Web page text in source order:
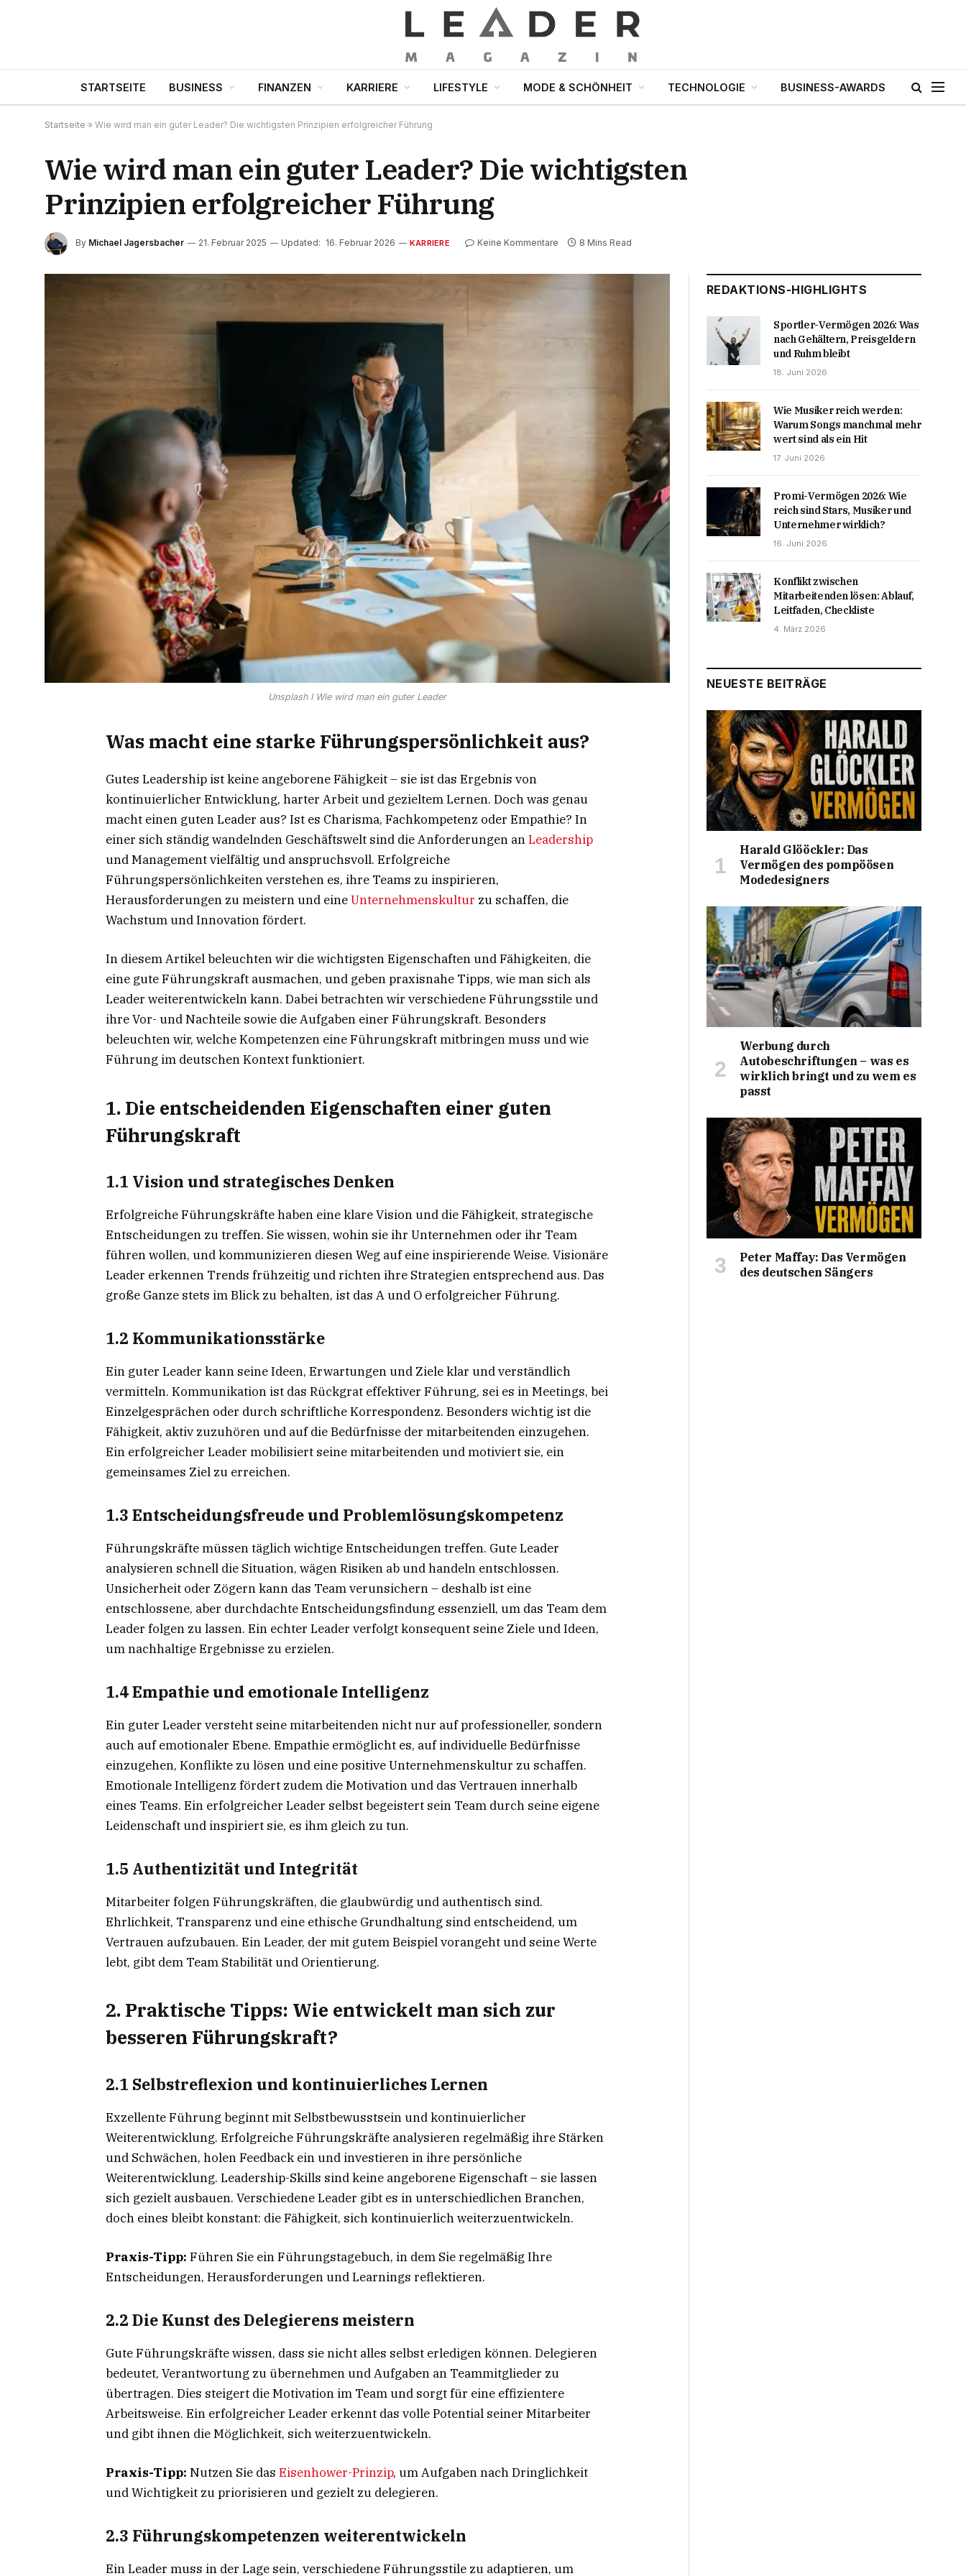
STARTSEITE BUSINESS FINANZEN KARRIERE LIFESTYLE MODE & SCHÖNHEIT TECHNOLOGIE BUSINESS-AWARDS
Startseite » Wie wird man ein guter Leader? Die wichtigsten Prinzipien erfolgreicher Führung
Wie wird man ein guter Leader? Die wichtigsten
Prinzipien erfolgreicher Führung
By Michael Jagersbacher 21. Februar 2025 Updated: 16. Februar 2026 KARRIERE Keine Kommentare 8 Mins Read
Unsplash I Wie wird man ein guter Leader
Was macht eine starke Führungspersönlichkeit aus?
Gutes Leadership ist keine angeborene Fähigkeit – sie ist das Ergebnis von
kontinuierlicher Entwicklung, harter Arbeit und gezieltem Lernen. Doch was genau
macht einen guten Leader aus? Ist es Charisma, Fachkompetenz oder Empathie? In
einer sich ständig wandelnden Geschäftswelt sind die Anforderungen anLeadership
und Management vielfältig und anspruchsvoll. Erfolgreiche
Führungspersönlichkeiten verstehen es, ihre Teams zu inspirieren,
Herausforderungen zu meistern und eineUnternehmenskultur zu schaffen, die
Wachstum und Innovation fördert.
In diesem Artikel beleuchten wir die wichtigsten Eigenschaften und Fähigkeiten, die
eine gute Führungskraft ausmachen, und geben praxisnahe Tipps, wie man sich als
Leader weiterentwickeln kann. Dabei betrachten wir verschiedene Führungsstile und
ihre Vor- und Nachteile sowie die Aufgaben einer Führungskraft. Besonders
beleuchten wir, welche Kompetenzen eine Führungskraft mitbringen muss und wie
Führung im deutschen Kontext funktioniert.
1. Die entscheidenden Eigenschaften einer guten
Führungskraft
1.1 Vision und strategisches Denken
Erfolgreiche Führungskräfte haben eine klare Vision und die Fähigkeit, strategische
Entscheidungen zu treffen. Sie wissen, wohin sie ihr Unternehmen oder ihr Team
führen wollen, und kommunizieren diesen Weg auf eine inspirierende Weise. Visionäre
Leader erkennen Trends frühzeitig und richten ihre Strategien entsprechend aus. Das
große Ganze stets im Blick zu behalten, ist das A und O erfolgreicher Führung.
1.2 Kommunikationsstärke
Ein guter Leader kann seine Ideen, Erwartungen und Ziele klar und verständlich
vermitteln. Kommunikation ist das Rückgrat effektiver Führung, sei es in Meetings, bei
Einzelgesprächen oder durch schriftliche Korrespondenz. Besonders wichtig ist die
Fähigkeit, aktiv zuzuhören und auf die Bedürfnisse der mitarbeitenden einzugehen.
Ein erfolgreicher Leader mobilisiert seine mitarbeitenden und motiviert sie, ein
gemeinsames Ziel zu erreichen.
1.3 Entscheidungsfreude und Problemlösungskompetenz
Führungskräfte müssen täglich wichtige Entscheidungen treffen. Gute Leader
analysieren schnell die Situation, wägen Risiken ab und handeln entschlossen.
Unsicherheit oder Zögern kann das Team verunsichern – deshalb ist eine
entschlossene, aber durchdachte Entscheidungsfindung essenziell, um das Team dem
Leader folgen zu lassen. Ein echter Leader verfolgt konsequent seine Ziele und Ideen,
um nachhaltige Ergebnisse zu erzielen.
1.4 Empathie und emotionale Intelligenz
Ein guter Leader versteht seine mitarbeitenden nicht nur auf professioneller, sondern
auch auf emotionaler Ebene. Empathie ermöglicht es, auf individuelle Bedürfnisse
einzugehen, Konflikte zu lösen und eine positive Unternehmenskultur zu schaffen.
Emotionale Intelligenz fördert zudem die Motivation und das Vertrauen innerhalb
eines Teams. Ein erfolgreicher Leader selbst begeistert sein Team durch seine eigene
Leidenschaft und inspiriert sie, es ihm gleich zu tun.
1.5 Authentizität und Integrität
Mitarbeiter folgen Führungskräften, die glaubwürdig und authentisch sind.
Ehrlichkeit, Transparenz und eine ethische Grundhaltung sind entscheidend, um
Vertrauen aufzubauen. Ein Leader, der mit gutem Beispiel vorangeht und seine Werte
lebt, gibt dem Team Stabilität und Orientierung.
2. Praktische Tipps: Wie entwickelt man sich zur
besseren Führungskraft?
2.1 Selbstreflexion und kontinuierliches Lernen
Exzellente Führung beginnt mit Selbstbewusstsein und kontinuierlicher
Weiterentwicklung. Erfolgreiche Führungskräfte analysieren regelmäßig ihre Stärken
und Schwächen, holen Feedback ein und investieren in ihre persönliche
Weiterentwicklung. Leadership-Skills sind keine angeborene Eigenschaft – sie lassen
sich gezielt ausbauen. Verschiedene Leader gibt es in unterschiedlichen Branchen,
doch eines bleibt konstant: die Fähigkeit, sich kontinuierlich weiterzuentwickeln.
Praxis-Tipp: Führen Sie ein Führungstagebuch, in dem Sie regelmäßig Ihre
Entscheidungen, Herausforderungen und Learnings reflektieren.
2.2 Die Kunst des Delegierens meistern
Gute Führungskräfte wissen, dass sie nicht alles selbst erledigen können. Delegieren
bedeutet, Verantwortung zu übernehmen und Aufgaben an Teammitglieder zu
übertragen. Dies steigert die Motivation im Team und sorgt für eine effizientere
Arbeitsweise. Ein erfolgreicher Leader erkennt das volle Potential seiner Mitarbeiter
und gibt ihnen die Möglichkeit, sich weiterzuentwickeln.
Praxis-Tipp: Nutzen Sie das Eisenhower-Prinzip, um Aufgaben nach Dringlichkeit
und Wichtigkeit zu priorisieren und gezielt zu delegieren.
2.3 Führungskompetenzen weiterentwickeln
Ein Leader muss in der Lage sein, verschiedene Führungsstile zu adaptieren, um
REDAKTIONS-HIGHLIGHTS
Sportler-Vermögen 2026: Was
nach Gehältern, Preisgeldern
und Ruhm bleibt
18. Juni 2026
Wie Musiker reich werden:
Warum Songs manchmal mehr
wert sind als ein Hit
17. Juni 2026
Promi-Vermögen 2026: Wie
reich sind Stars, Musiker und
Unternehmer wirklich?
16. Juni 2026
Konflikt zwischen
Mitarbeitenden lösen: Ablauf,
Leitfaden, Checkliste
4. März 2026
NEUESTE BEITRÄGE
Harald Glööckler: Das
Vermögen des pompöösen
Modedesigners
Werbung durch
Autobeschriftungen – was es
wirklich bringt und zu wem es
passt
Peter Maffay: Das Vermögen
des deutschen Sängers